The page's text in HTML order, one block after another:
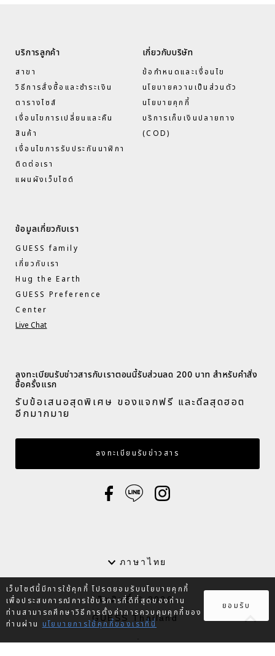
บริการลูกค้า
สาขา
วิธีการสั่งซื้อและชำระเงิน
ตารางไซส์
เงื่อนไขการเปลี่ยนและคืน
สินค้า
เงื่อนไขการรับประกันนาฬิกา
ติดต่อเรา
แผนผังเว็บไซด์
เกี่ยวกับบริษัท
ข้อกำหนดและเงื่อนไข
นโยบายความเป็นส่วนตัว
นโยบายคุกกี้
บริการเก็บเงินปลายทาง
(COD)
ข้อมูลเกี่ยวกับเรา
GUESS family
เกี่ยวกับเรา
Hug the Earth
GUESS Preference
Center
Live Chat
ลงทะเบียนรับข่าวสารกับเราตอนนี้รับส่วนลด 200 บาท สำหรับคำสั่ง
ซื้อครั้งแรก​
รับข้อเสนอสุดพิเศษ ของแจกฟรี และดีลสุดฮอต
อีกมากมาย​
กรอกอีเมล
ลงทะเบียนรับข่าวสาร
ลิขสิทธิ์ © 2026
GUESS Thailand
ภาษา
ภาษาไทย
เว็บไซต์นี้มีการใช้คุกกี้ โปรดยอมรับนโยบายคุกกี้
เพื่อประสบการณ์การใช้บริการที่ดีที่สุดของท่าน
ท่านสามารถศึกษาวิธีการตั้งค่าการควบคุมคุกกี้ของ
ท่านผ่าน นโยบายการใช้คุกกี้ของเราที่นี่
ยอมรับ